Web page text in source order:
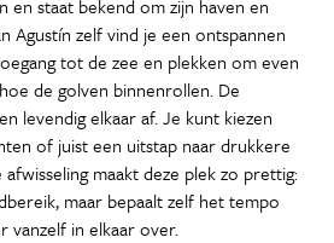
en staat bekend om zijn haven en
Agustín zelf vind je een ontspannen
tot de zee en plekken om even
de golven binnenrollen. De
levendig elkaar af. Je kunt kiezen
of juist een uitstap naar drukkere
afwisseling maakt deze plek zo prettig:
maar bepaalt zelf het tempo
vanzelf in elkaar over.